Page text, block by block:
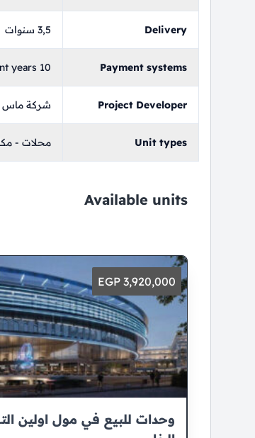
Delivery 3,5 سنوات
Payment systems
years 10
Project Developer شركة ماس
Unit types محلات -
Available units
3,920,000 EGP
وحدات للبيع في مول اولين